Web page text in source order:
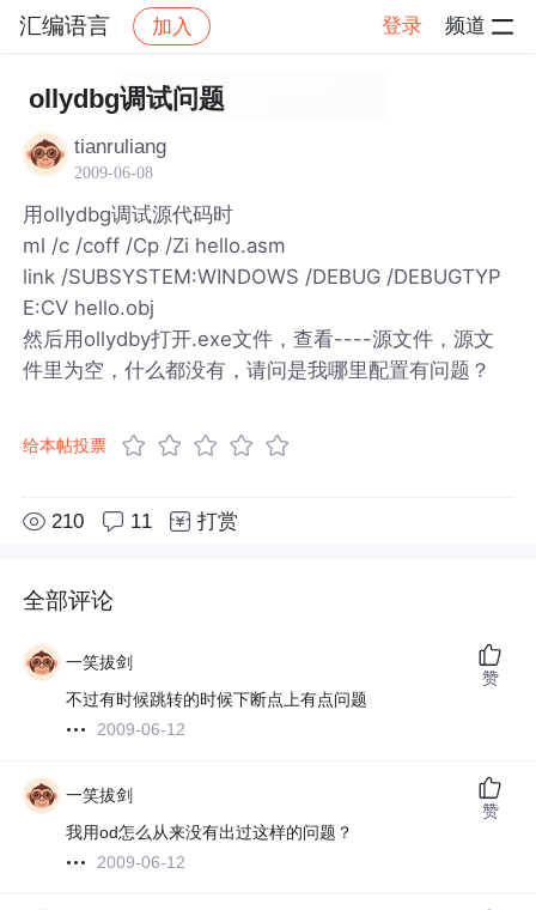
汇编语言 加入 登录 频道
社区 汇编语言 帖子详情
ollydbg调试问题
tianruliang
2009-06-08
用ollydbg调试源代码时
ml /c /coff /Cp /Zi hello.asm
link /SUBSYSTEM:WINDOWS /DEBUG /DEBUGTYP
E:CV hello.obj
然后用ollydby打开.exe文件，查看----源文件，源文
件里为空，什么都没有，请问是我哪里配置有问题？
给本帖投票
210 11 打赏
全部评论
一笑拔剑
不过有时候跳转的时候下断点上有点问题
2009-06-12
赞
一笑拔剑
我用od怎么从来没有出过这样的问题？
2009-06-12
赞